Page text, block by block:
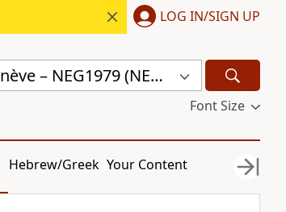
LOG IN/SIGN UP
Nouvelle Edition de Genève – NEG1979 (NEG1979)
Font Size
Hebrew/Greek Your Content